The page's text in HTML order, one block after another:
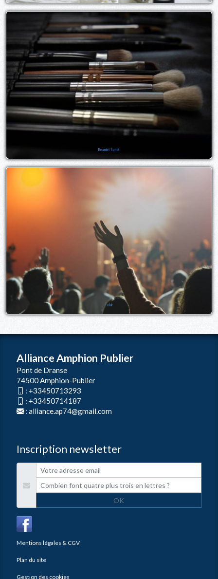
Beauté/Santé
Loisir
Alliance Amphion Publier
Pont de Dranse
74500 Amphion-Publier
: +33450713293
: +33450714187
: alliance.ap74@gmail.com
Inscription newsletter
OK
Mentions légales & CGV
Plan du site
Gestion des cookies